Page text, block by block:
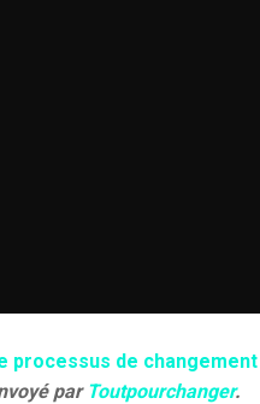
processus de
par Toutpourchanger.